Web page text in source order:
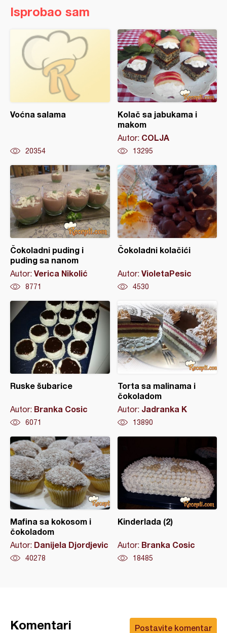
Isprobao sam
Voćna salama
20354
Kolač sa jabukama i
makom
Autor: COLJA
13295
Čokoladni puding i
puding sa nanom
Autor: Verica Nikolić
8771
Čokoladni kolačići
Autor: VioletaPesic
4530
Ruske šubarice
Autor: Branka Cosic
6071
Torta sa malinama i
čokoladom
Autor: Jadranka K
13890
Mafina sa kokosom i
čokoladom
Autor: Danijela Djordjevic
40278
Kinderlada (2)
Autor: Branka Cosic
18485
Postavite komentar
Komentari